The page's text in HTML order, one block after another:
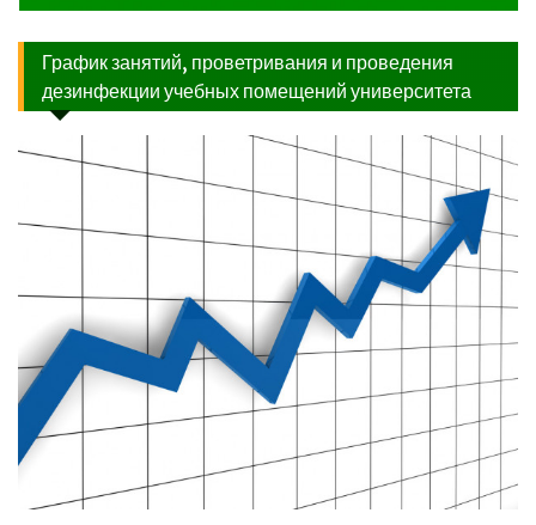
График занятий, проветривания и проведения
дезинфекции учебных помещений университета